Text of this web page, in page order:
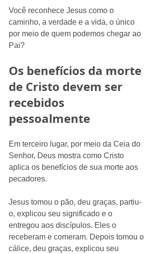
Você reconhece Jesus como o
caminho, a verdade e a vida, o único
por meio de quem podemos chegar ao
Pai?
Os benefícios da morte
de Cristo devem ser
recebidos
pessoalmente
Em terceiro lugar, por meio da Ceia do
Senhor, Deus mostra como Cristo
aplica os benefícios de sua morte aos
pecadores.
Jesus tomou o pão, deu graças, partiu-
o, explicou seu significado e o
entregou aos discípulos. Eles o
receberam e comeram. Depois tomou o
cálice, deu graças, explicou seu